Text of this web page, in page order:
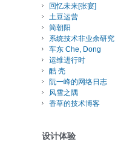
回忆未来[张宴]
土豆运营
简朝阳
系统技术非业余研究
车东 Che, Dong
运维进行时
酷 壳
阮一峰的网络日志
风雪之隅
香草的技术博客
设计体验